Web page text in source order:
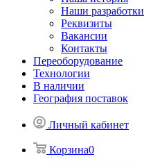
Наши разработки
Реквизиты
Вакансии
Контакты
Переоборудование
Технологии
В наличии
География поставок
Личный кабинет
Корзина0